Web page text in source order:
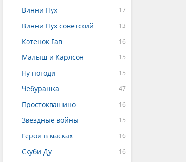
Винни Пух
Винни Пух советский
Котенок Гав
Малыш и Карлсон
Ну погоди
Чебурашка
Простоквашино
Звёздные войны
Герои в масках
Скуби Ду